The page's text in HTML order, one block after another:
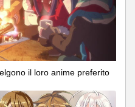
il loro anime preferito